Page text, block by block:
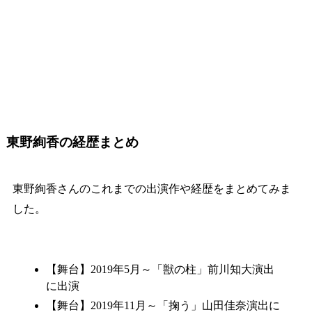
東野絢香の経歴まとめ
東野絢香さんのこれまでの出演作や経歴をまとめてみま
した。
【舞台】2019年5月～「獣の柱」前川知大演出
に出演
【舞台】2019年11月～「掬う」山田佳奈演出に